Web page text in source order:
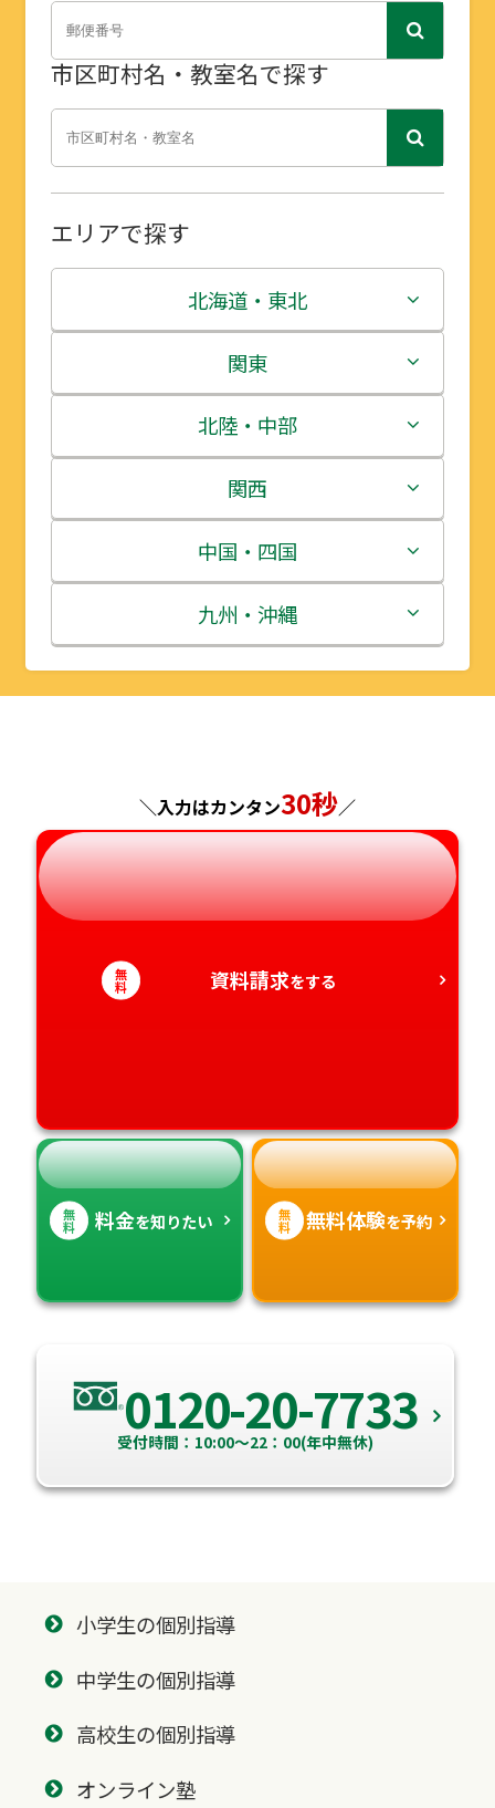
市区町村名・教室名で探す
エリアで探す
北海道・東北
北海道
青森県
岩手県
宮城県
秋田県
山形県
関東
茨城県
栃木県
群馬県
埼玉県
千葉県
神奈川県
北陸・中部
新潟県
富山県
石川県
福井県
長野県
岐阜県
静岡県
愛知県
関西
三重県
滋賀県
京都府
兵庫県
奈良県
和歌山県
中国・四国
鳥取県
島根県
広島県
山口県
徳島県
香川県
九州・沖縄
福岡県
長崎県
熊本県
大分県
宮崎県
＼入力はカンタン30秒／
無
料 資料請求をする
無
料 料金を知りたい 無
料 無料体験を予約
0120-20-7733
受付時間：10:00～22：00(年中無休)
小学生の個別指導
中学生の個別指導
高校生の個別指導
オンライン塾